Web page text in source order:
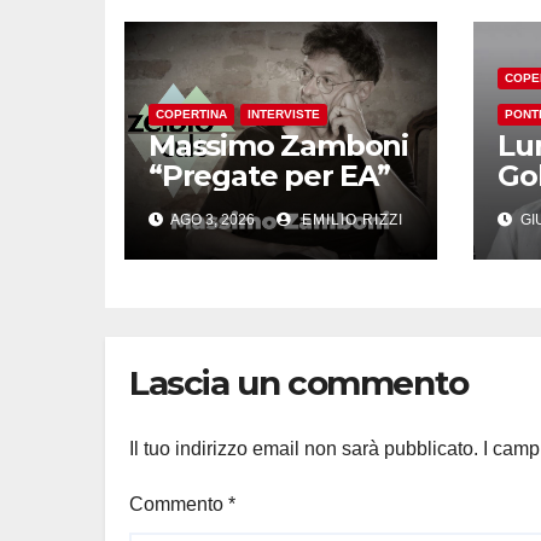
COPERTINA INTERVISTE
Massimo Zamboni
“Pregate per EA”
AGO 3, 2026 EMILIO RIZZI
Lascia un commento
Il tuo indirizzo email non sarà pubblicato. I
Commento *